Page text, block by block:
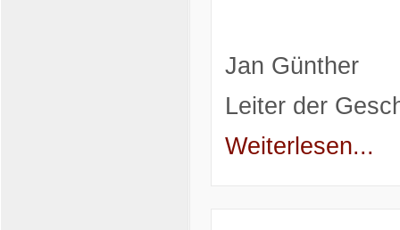
Jan Günther
Leiter der
Weiterlesen...